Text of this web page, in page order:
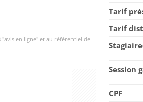
"avis en ligne" et au référentiel de
Tarif
Tarif
Session
CPF